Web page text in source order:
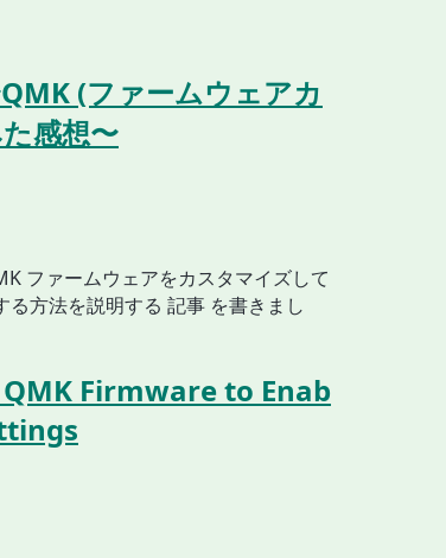
(ファームウェアカ
感想〜
ファームウェアをカスタマイズして
る方法を説明する 記事 を書きまし
Firmware to Enab